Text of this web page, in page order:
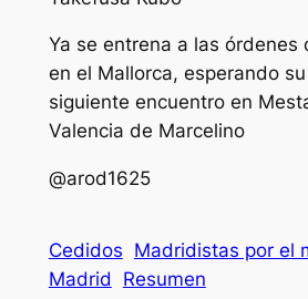
Ya se entrena a las órdenes
en el Mallorca, esperando
siguiente encuentro en
Valencia de Marcelino
@arod1625
Cedidos Madridistas por el
Madrid
Resumen